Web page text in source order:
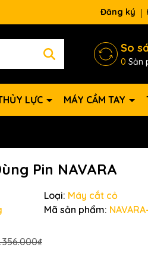
Đăng ký
So
0 Sản
LỰC MÁY CẦM TAY
Pin NAVARA
Loại: Máy cắt cỏ
Mã sản phẩm: